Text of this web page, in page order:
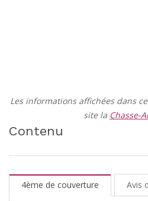
Les informations affichées dans
site la Chasse-
Contenu
4ème de couverture Avis